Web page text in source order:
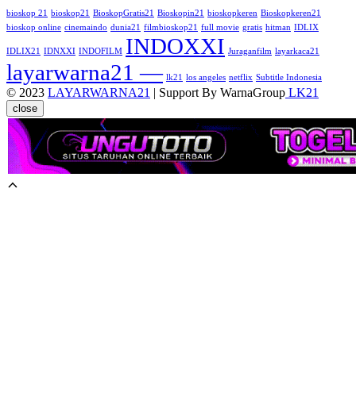
bioskop 21 bioskop21 BioskopGratis21 Bioskopin21 bioskopkeren Bioskopkeren21
bioskop online cinemaindo dunia21 filmbioskop21 full movie gratis hitman IDLIX
IDLIX21 IDNXXI INDOFILM INDOXXI Juraganfilm layarkaca21
layarwarna21 — lk21 los angeles netflix Subtitle Indonesia
© 2023 LAYARWARNA21 | Support By WarnaGroup LK21
close